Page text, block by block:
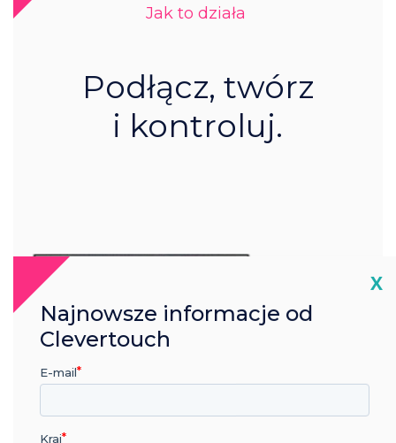
Jak to działa
Podłącz, twórz
i kontroluj.
X
Najnowsze informacje od
Clevertouch
E-mail
Kraj